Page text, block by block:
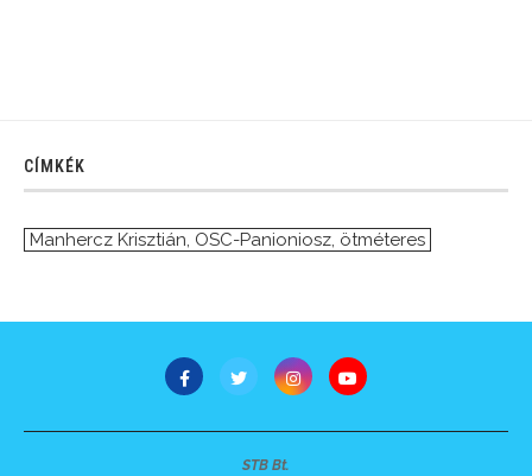
CÍMKÉK
Manhercz Krisztián, OSC-Panioniosz, ötméteres
STB Bt.